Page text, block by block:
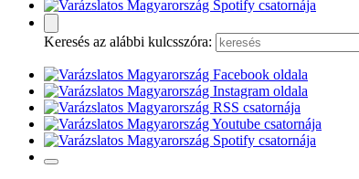
Keresés az alábbi kulcsszóra: